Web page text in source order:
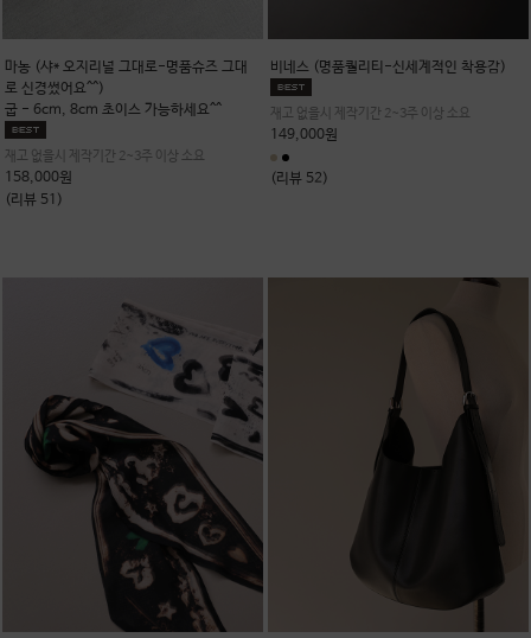
마농 (샤* 오지리널 그대로-명품슈즈 그대
로 신경썼어요^^)
굽 - 6cm, 8cm 초이스 가능하세요^^
재고 없을시 제작기간 2~3주 이상 소요
158,000원
(리뷰 51)
비네스 (명품퀄리티-신세계적인 착용감)
재고 없을시 제작기간 2~3주 이상 소요
149,000원
(리뷰 52)